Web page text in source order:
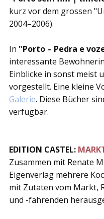
kurz vor dem grossen
2004–2006).
In "Porto – Pedra e
interessante
Einblicke in sonst meist
vorgestellt. Eine kleine
Galerie. Diese Bücher
verfügbar.
EDITION CASTEL:
Zusammen mit Renate
Eigenverlag mehrere
mit Zutaten vom Markt,
und -fahrenden